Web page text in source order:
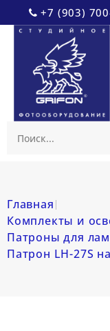
+7 (903)
Главная
Комплекты и
Патроны для
Патрон LH-27S